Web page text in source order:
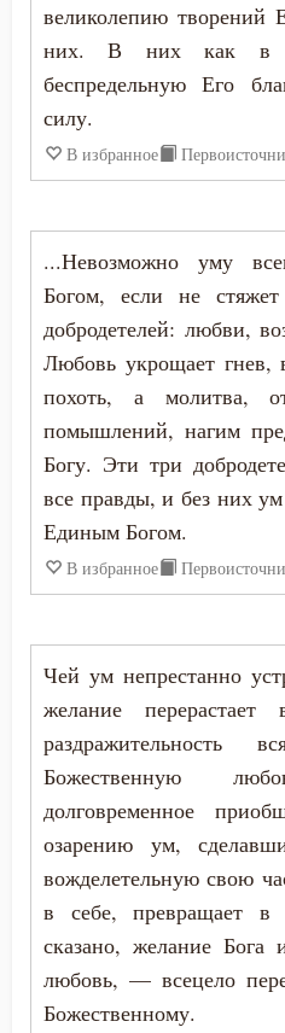
великолепию
них. В них как в
беспредельную Его
силу.
В избранное
...Невозможно уму
Богом, если не
добродетелей: любви,
Любовь укрощает гнев,
похоть, а молитва,
помышлений, нагим
Богу. Эти три
все правды, и без них
Единым Богом.
В избранное
Чей ум непрестанно
желание
раздражительность
Божественную
долговременное
озарению ум,
вожделетельную свою
в себе, превращает в
сказано, желание
любовь, — всецело
Божественному.